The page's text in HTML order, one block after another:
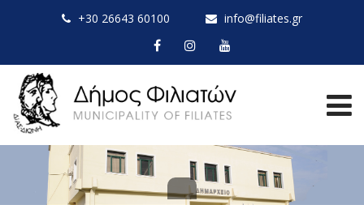
+30 26643 60100 info@filiates.gr